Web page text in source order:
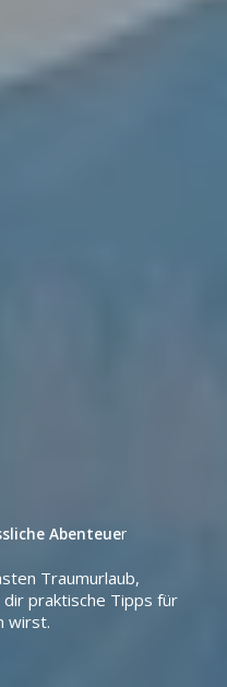
Abenteuer​
Traumurlaub,
praktische Tipps für
wirst.